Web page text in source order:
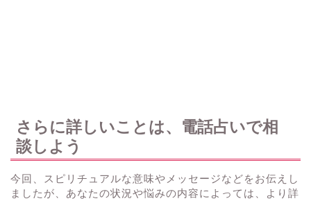
さらに詳しいことは、電話占いで相
談しよう
今回、スピリチュアルな意味やメッセージなどをお伝えし
ましたが、あなたの状況や悩みの内容によっては、より詳